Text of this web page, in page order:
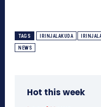
TAGS IRINJALAKUDA
NEWS
Hot this week